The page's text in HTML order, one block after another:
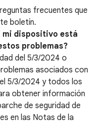
frecuentes que
boletín.
mi dispositivo está
problemas?
del 5/3/2024 o
asociados con
5/3/2024 y todos los
obtener información
de seguridad de
en las Notas de la